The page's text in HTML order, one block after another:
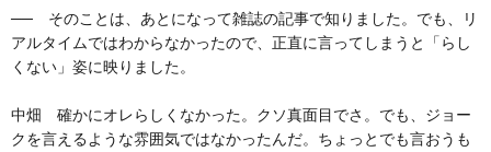
── そのことは、あとになって雑誌の記事で知りました。でも、リ
アルタイムではわからなかったので、正直に言ってしまうと「らし
くない」姿に映りました。
中畑 確かにオレらしくなかった。クソ真面目でさ。でも、ジョー
クを言えるような雰囲気ではなかったんだ。ちょっとでも言おうも